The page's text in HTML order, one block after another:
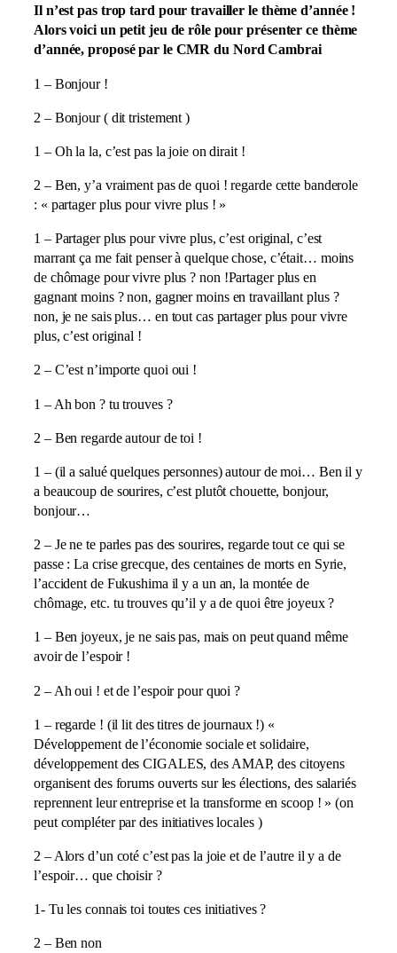
Il n’est pas trop tard pour travailler le thème d’année !
Alors voici un petit jeu de rôle pour présenter ce thème
d’année, proposé par le CMR du Nord Cambrai
1 – Bonjour !
2 – Bonjour ( dit tristement )
1 – Oh la la, c’est pas la joie on dirait !
2 – Ben, y’a vraiment pas de quoi ! regarde cette banderole
: « partager plus pour vivre plus ! »
1 – Partager plus pour vivre plus, c’est original, c’est
marrant ça me fait penser à quelque chose, c’était… moins
de chômage pour vivre plus ? non !Partager plus en
gagnant moins ? non, gagner moins en travaillant plus ?
non, je ne sais plus… en tout cas partager plus pour vivre
plus, c’est original !
2 – C’est n’importe quoi oui !
1 – Ah bon ? tu trouves ?
2 – Ben regarde autour de toi !
1 – (il a salué quelques personnes) autour de moi… Ben il y
a beaucoup de sourires, c’est plutôt chouette, bonjour,
bonjour…
2 – Je ne te parles pas des sourires, regarde tout ce qui se
passe : La crise grecque, des centaines de morts en Syrie,
l’accident de Fukushima il y a un an, la montée de
chômage, etc. tu trouves qu’il y a de quoi être joyeux ?
1 – Ben joyeux, je ne sais pas, mais on peut quand même
avoir de l’espoir !
2 – Ah oui ! et de l’espoir pour quoi ?
1 – regarde ! (il lit des titres de journaux !) «
Développement de l’économie sociale et solidaire,
développement des CIGALES, des AMAP, des citoyens
organisent des forums ouverts sur les élections, des salariés
reprennent leur entreprise et la transforme en scoop ! » (on
peut compléter par des initiatives locales )
2 – Alors d’un coté c’est pas la joie et de l’autre il y a de
l’espoir… que choisir ?
1- Tu les connais toi toutes ces initiatives ?
2 – Ben non